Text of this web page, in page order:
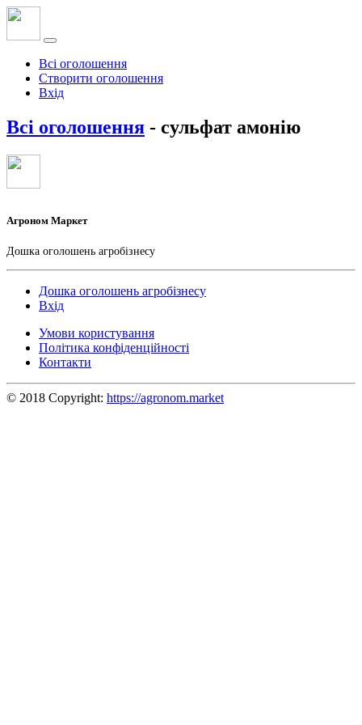
Всі оголошення
Створити оголошення
Вхід
Всі оголошення - сульфат амонію
Агроном Маркет
Дошка оголошень агробізнесу
Дошка оголошень агробізнесу
Вхід
Умови користування
Політика конфіденційності
Контакти
© 2018 Copyright: https://agronom.market